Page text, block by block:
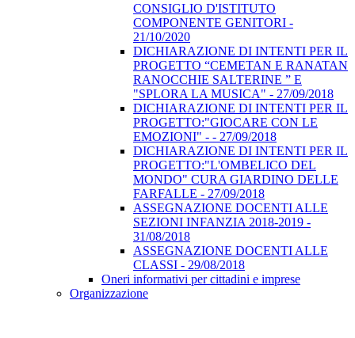
CONSIGLIO D'ISTITUTO
COMPONENTE GENITORI -
21/10/2020
DICHIARAZIONE DI INTENTI PER IL
PROGETTO “CEMETAN E RANATAN
RANOCCHIE SALTERINE ” E
"SPLORA LA MUSICA" - 27/09/2018
DICHIARAZIONE DI INTENTI PER IL
PROGETTO:"GIOCARE CON LE
EMOZIONI" - - 27/09/2018
DICHIARAZIONE DI INTENTI PER IL
PROGETTO:"L'OMBELICO DEL
MONDO" CURA GIARDINO DELLE
FARFALLE - 27/09/2018
ASSEGNAZIONE DOCENTI ALLE
SEZIONI INFANZIA 2018-2019 -
31/08/2018
ASSEGNAZIONE DOCENTI ALLE
CLASSI - 29/08/2018
Oneri informativi per cittadini e imprese
Organizzazione